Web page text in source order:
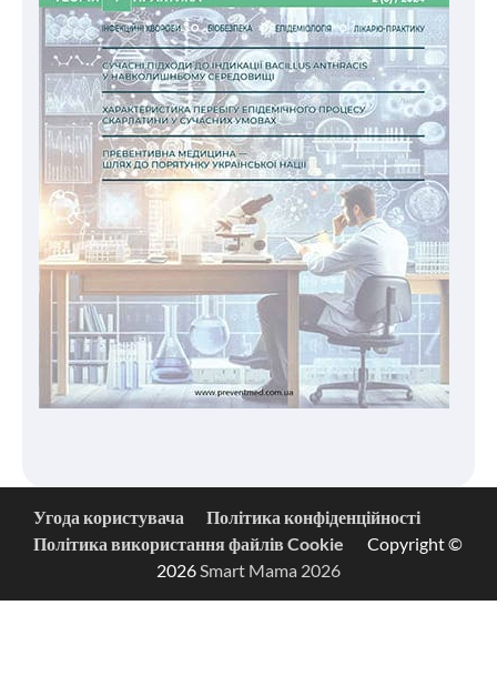
Угода користувача
Політика конфіденційності
Політика використання файлів Cookie
Copyright ©
2026Smart Mama 2026